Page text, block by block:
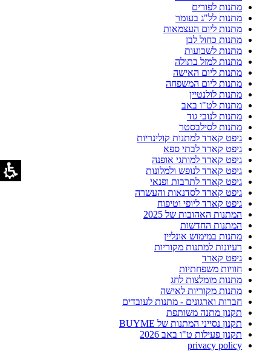
מתנות לפורים
מתנות לל"ג בעומר
מתנות ליום העצמאות
מתנות כחול לבן
מתנות לשבועות
מתנות למזל בתולה
מתנות ליום האישה
מתנות ליום המשפחה
מתנות לולנטיין
מתנות לט"ו באב
מתנות לנובי גוד
מתנות לסילבסטר
גיפט קארד למתנות קולינריות
גיפט קארד לבתי ספא
גיפט קארד למותגי אופנה
גיפט קארד לנופש ולמלונות
גיפט קארד לתרבות ופנאי
גיפט קארד לסדנאות והעשרה
גיפט קארד ליופי וטיפוח
המתנות האהובות של 2025
המתנות החדשות
מתנות במימוש אונליין
רעיונות למתנות מקוריות
גיפט קארד
חוויות משפחתיות
מתנות מומלצות לחג
מתנות מקוריות לאישה
חברות וארגונים - מתנות לעובדים
תקנון מתנה משותפת
תקנון נסייני המתנות של BUYME
תקנון פעילות ט"ו באב 2026
privacy policy